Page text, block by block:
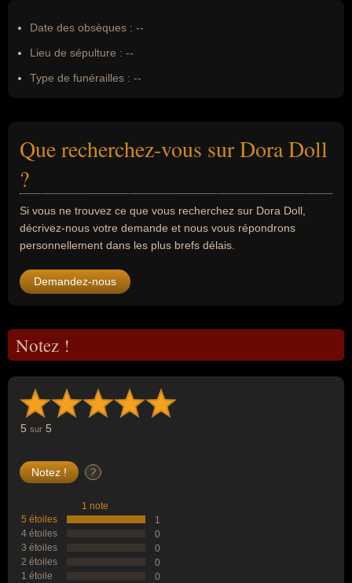
Date des obsèques : --
Lieu de sépulture : --
Type de funérailles : --
Que recherchez-vous sur Dora Doll
?
Si vous ne trouvez ce que vous recherchez sur Dora Doll,
décrivez-nous votre demande et nous vous répondrons
personnellement dans les plus brefs délais.
Demandez-nous
Notez !
5 sur 5
?
1 note
5 étoiles
1
4 étoiles
0
3 étoiles
0
2 étoiles
0
1 étoile
0